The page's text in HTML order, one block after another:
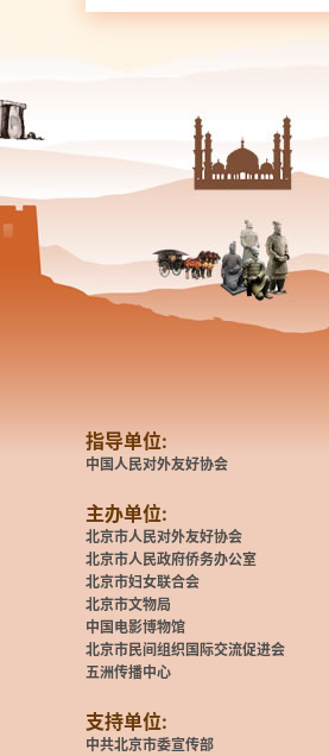
指导单位:
中国人民对外友好协会
主办单位:
北京市人民对外友好协会
北京市人民政府侨务办公室
北京市妇女联合会
北京市文物局
中国电影博物馆
北京市民间组织国际交流促进会
五洲传播中心
支持单位:
中共北京市委宣传部